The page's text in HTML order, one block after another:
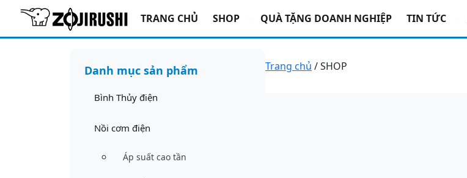
TRANG CHỦ SHOP QUÀ TẶNG DOANH NGHIỆP TIN TỨC
Danh mục sản phẩm
Bình Thủy điện
Nồi cơm điện
Áp suất cao tần
Trang chủ / SHOP